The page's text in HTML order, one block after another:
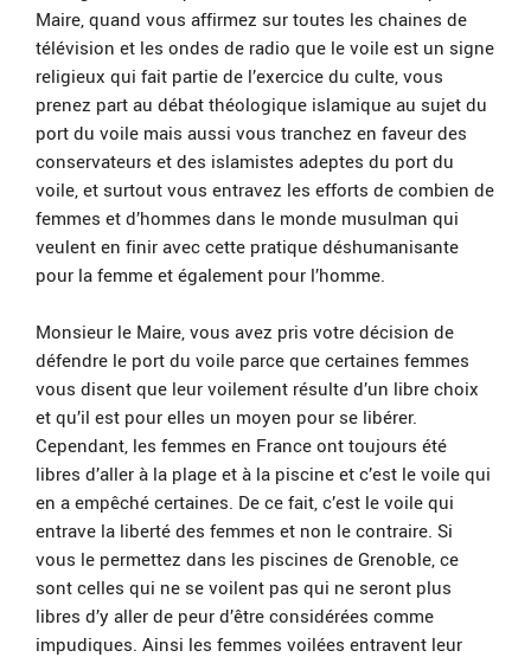
Maire, quand vous affirmez sur toutes les chaines de
télévision et les ondes de radio que le voile est un signe
religieux qui fait partie de l’exercice du culte, vous
prenez part au débat théologique islamique au sujet du
port du voile mais aussi vous tranchez en faveur des
conservateurs et des islamistes adeptes du port du
voile, et surtout vous entravez les efforts de combien de
femmes et d’hommes dans le monde musulman qui
veulent en finir avec cette pratique déshumanisante
pour la femme et également pour l’homme.
Monsieur le Maire, vous avez pris votre décision de
défendre le port du voile parce que certaines femmes
vous disent que leur voilement résulte d’un libre choix
et qu’il est pour elles un moyen pour se libérer.
Cependant, les femmes en France ont toujours été
libres d’aller à la plage et à la piscine et c’est le voile qui
en a empêché certaines. De ce fait, c’est le voile qui
entrave la liberté des femmes et non le contraire. Si
vous le permettez dans les piscines de Grenoble, ce
sont celles qui ne se voilent pas qui ne seront plus
libres d’y aller de peur d’être considérées comme
impudiques. Ainsi les femmes voilées entravent leur